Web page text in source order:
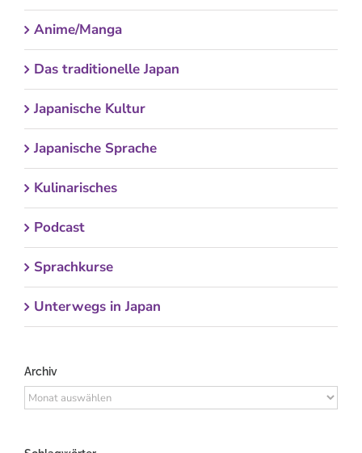
Anime/Manga
Das traditionelle Japan
Japanische Kultur
Japanische Sprache
Kulinarisches
Podcast
Sprachkurse
Unterwegs in Japan
Archiv
Archiv